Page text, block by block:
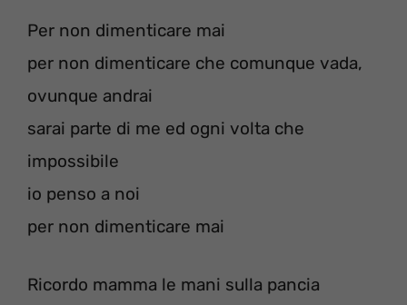
Per non dimenticare mai
per non dimenticare che comunque vada,
ovunque andrai
sarai parte di me ed ogni volta che
impossibile
io penso a noi
per non dimenticare mai
Ricordo mamma le mani sulla pancia